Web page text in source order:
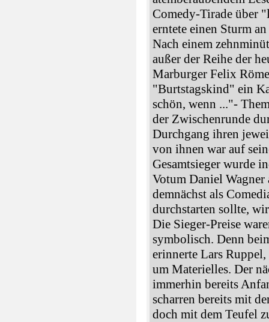
Comedy-Tirade über
erntete einen Sturm
Nach einem
außer der Reihe der
Marburger Felix
"Burtstagskind" ein
schön, wenn ..."-
der Zwischenrunde
Durchgang ihren
von ihnen war auf
Gesamtsieger wurde
Votum Daniel Wagner
demnächst als
durchstarten sollte,
Die Sieger-Preise
symbolisch. Denn
erinnerte Lars
um Materielles. Der
immerhin bereits
scharren bereits mit
doch mit dem Teufel